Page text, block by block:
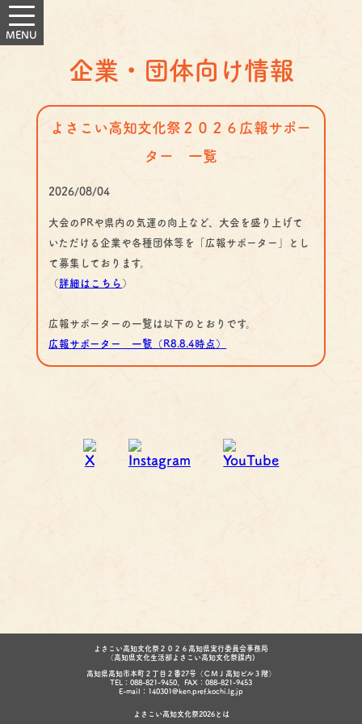
企業・団体向け情報
よさこい高知文化祭２０２６広報サポー
ター 一覧
2026/08/04
大会のPRや県内の気運の向上など、大会を盛り上げて
いただける企業や各種団体等を「広報サポーター」とし
て募集しております。
（詳細はこちら ）
広報サポーターの一覧は以下のとおりです。
広報サポーター 一覧（R8.8.4時点）
よさこい高知文化祭２０２６高知県実行委員会事務局
（高知県文化生活部よさこい高知文化祭課内)
高知県高知市本町２丁目２番27号（ＣＭＪ高知ビル３階）
TEL：088-821-9450、FAX：088-821-9453
E-mail：140301@ken.pref.kochi.lg.jp
よさこい高知文化祭2026とは